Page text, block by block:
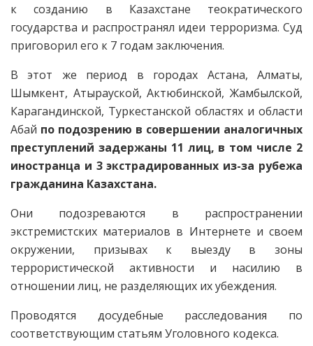
к созданию в Казахстане теократического
государства и распространял идеи терроризма. Суд
приговорил его к 7 годам заключения.
В этот же период в городах Астана, Алматы,
Шымкент, Атырауской, Актюбинской, Жамбылской,
Карагандинской, Туркестанской областях и области
Абай по подозрению в совершении аналогичных
преступлений задержаны 11 лиц, в том числе 2
иностранца и 3 экстрадированных из-за рубежа
гражданина Казахстана.
Они подозреваются в распространении
экстремистских материалов в Интернете и своем
окружении, призывах к выезду в зоны
террористической активности и насилию в
отношении лиц, не разделяющих их убеждения.
Проводятся досудебные расследования по
соответствующим статьям Уголовного кодекса.